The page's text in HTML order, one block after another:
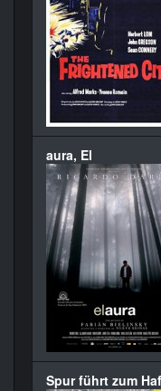
aura, El
Spur führt zum